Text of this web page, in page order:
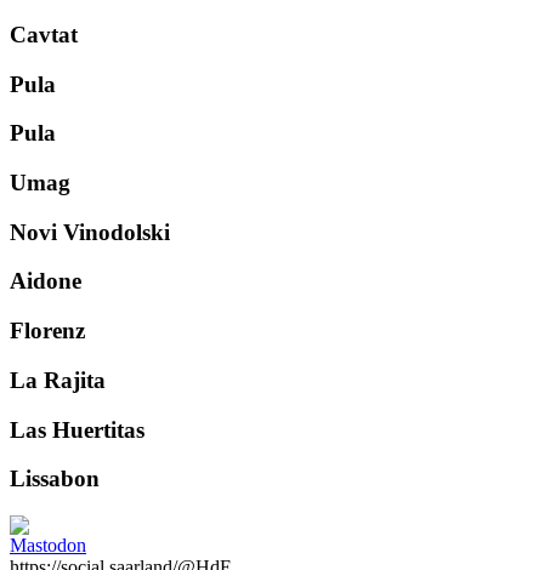
Cavtat
Pula
Pula
Umag
Novi Vinodolski
Aidone
Florenz
La Rajita
Las Huertitas
Lissabon
Previous
Next